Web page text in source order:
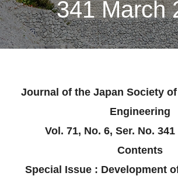
341 March
Journal of the Japan Society
Engineering
Vol. 71, No. 6, Ser. No.
Contents
Special Issue : Development